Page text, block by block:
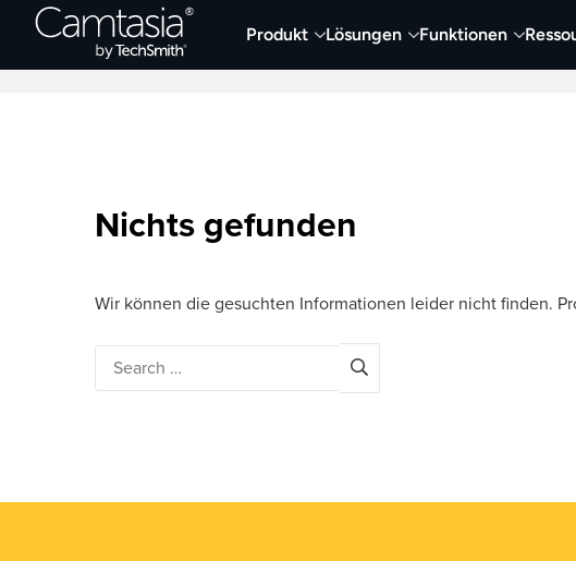
Direkt
Produkt Lösungen Funktionen
Neueste Artikel Screen Capture und Aufnehmen
Nichts gefunden
Wir können die gesuchten Informationen leider nicht finden.